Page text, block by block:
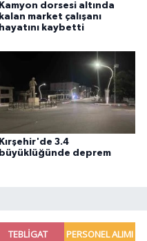
Kamyon dorsesi altında
kalan market çalışanı
hayatını kaybetti
Kırşehir'de 3.4
büyüklüğünde deprem